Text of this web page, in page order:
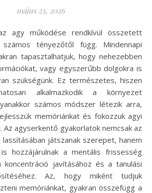
május 23, 2026
tényezőtől függ. Mindennapi
tapasztalhatjuk, hogy nehezebben
vagy egyszerűbb dolgokra is
szükségünk. Ez természetes, hiszen
alkalmazkodik a környezet
számos módszer létezik arra,
memóriánkat és fokozzuk agyi
agyserkentő gyakorlatok nemcsak az
lassításában játszanak szerepet, hanem
hozzájárulnak a mentális frissesség
koncentráció javításához és a tanulási
Az, hogy miként tudjuk
memóriánkat, gyakran összefügg a